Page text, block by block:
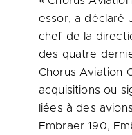
essor, a déclaré
chef de la
des quatre
Chorus Aviation
acquisitions ou
liées à des
Embraer 190,